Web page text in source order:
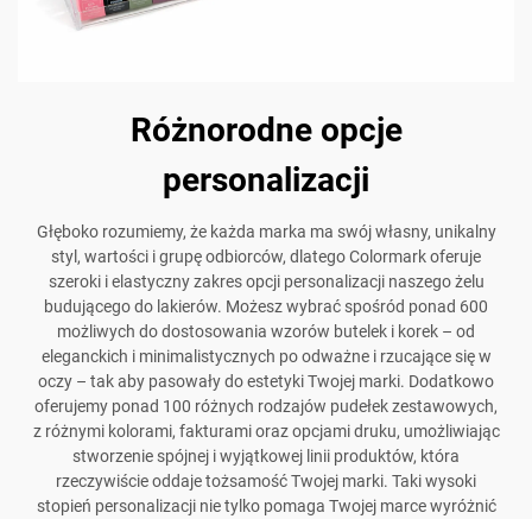
Różnorodne opcje
personalizacji
Głęboko rozumiemy, że każda marka ma swój własny, unikalny
styl, wartości i grupę odbiorców, dlatego Colormark oferuje
szeroki i elastyczny zakres opcji personalizacji naszego żelu
budującego do lakierów. Możesz wybrać spośród ponad 600
możliwych do dostosowania wzorów butelek i korek – od
eleganckich i minimalistycznych po odważne i rzucające się w
oczy – tak aby pasowały do estetyki Twojej marki. Dodatkowo
oferujemy ponad 100 różnych rodzajów pudełek zestawowych,
z różnymi kolorami, fakturami oraz opcjami druku, umożliwiając
stworzenie spójnej i wyjątkowej linii produktów, która
rzeczywiście oddaje tożsamość Twojej marki. Taki wysoki
stopień personalizacji nie tylko pomaga Twojej marce wyróżnić